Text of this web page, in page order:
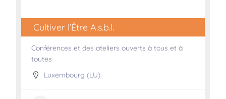
Cultiver l’Être A.s.b.l.
Conférences et des ateliers ouverts à tous et à
toutes
Luxembourg (LU)